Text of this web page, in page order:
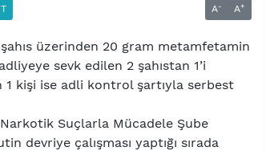
A- A+
üzerinden 20 gram metamfetamin
sevk edilen 2 şahıstan 1’i
kişi ise adli kontrol şartıyla serbest
Suçlarla Mücadele Şube
devriye çalışması yaptığı sırada